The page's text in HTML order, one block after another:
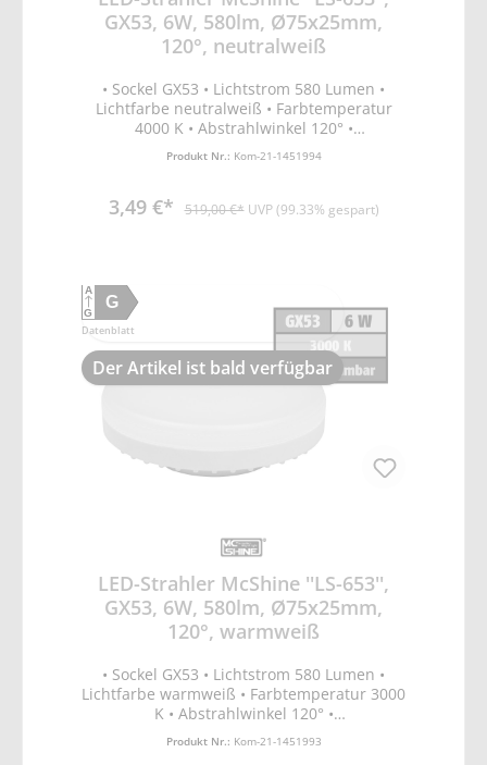
GX53, 6W, 580lm, Ø75x25mm,
120°, neutralweiß
• Sockel GX53 • Lichtstrom 580 Lumen •
Lichtfarbe neutralweiß • Farbtemperatur
4000 K • Abstrahlwinkel 120° •
Leistungsaufnahme 6W • Spannung 220-
20.000x • Anlaufzeit <1s = 60% Licht •
Produkt Nr.: Kom-21-1451994
3,49 €* 519,00 €* UVP (99.33% gespart)
G
A
G
Datenblatt
Der Artikel ist bald verfügbar
LED-Strahler McShine ''LS-653'',
GX53, 6W, 580lm, Ø75x25mm,
120°, warmweiß
• Sockel GX53 • Lichtstrom 580 Lumen •
Lichtfarbe warmweiß • Farbtemperatur 3000
K • Abstrahlwinkel 120° •
Leistungsaufnahme 6W • Spannung 220-
240V • Energieeffizienzklasse G •
Produkt Nr.: Kom-21-1451993